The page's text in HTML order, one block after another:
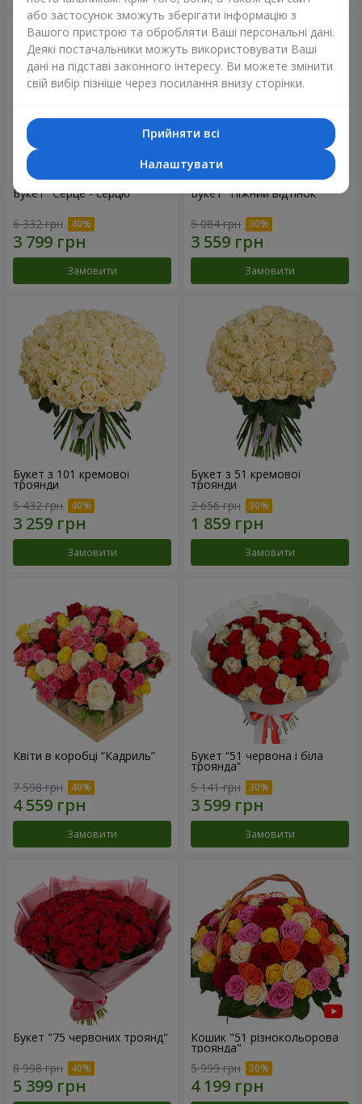
Букет "Серце - серцю"
6 332 грн
Замовити
Букет "Ніжний відтінок"
5 084 грн
Замовити
Букет з 101 кремової
троянди
5 432 грн
Замовити
Букет з 51 кремової
троянди
2 656 грн
Замовити
Квіти в коробці “Кадриль”
7 598 грн
Замовити
Букет “51 червона і біла
троянда”
5 141 грн
Замовити
Букет "75 червоних троянд"
8 998 грн
Кошик "51 різнокольорова
троянда"
5 999 грн
або застосунок зможуть зберігати інформацію з
Вашого пристрою та обробляти Ваші персональні дані.
Деякі постачальники можуть використовувати Ваші
дані на підставі законного інтересу. Ви можете змінити
свій вибір пізніше через посилання внизу сторінки.
Прийняти всі
Налаштувати